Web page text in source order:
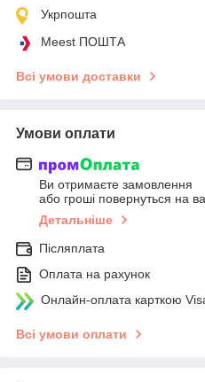
Укрпошта
Meest ПОШТА
Всі умови доставки
Умови оплати
Ви отримаєте замовлення
або гроші повернуться на
Детальніше
Післяплата
Оплата на рахунок
Онлайн-оплата карткою
Всі умови оплати